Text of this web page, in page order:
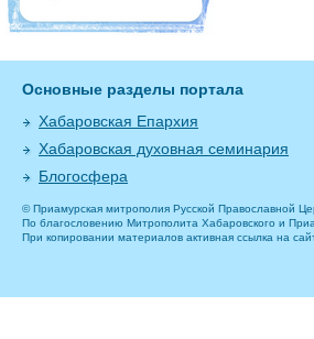
Основные разделы портала
Хабаровская Епархия
Хабаровская духовная семинария
Блогосфера
© Приамурская митрополия Русской Православной
По благословению Митрополита Хабаровского и
При копировании материалов активная ссылка на